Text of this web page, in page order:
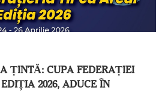
ȚINTĂ: CUPA FEDERAȚIEI
2026, ADUCE ÎN